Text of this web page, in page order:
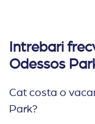
Intrebari
Odessos
Cat costa o
Park?